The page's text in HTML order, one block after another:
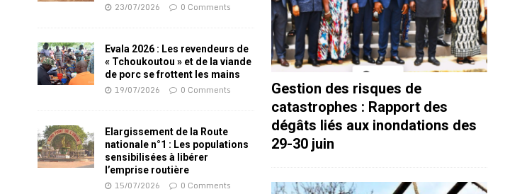
23/07/2026 0 Comments
Evala 2026 : Les revendeurs de
« Tchoukoutou » et de la viande
de porc se frottent les mains
19/07/2026 0 Comments
Elargissement de la Route
nationale n°1 : Les populations
sensibilisées à libérer
l’emprise routière
15/07/2026 0 Comments
Gestion des risques de
catastrophes : Rapport des
dégâts liés aux inondations des
29-30 juin